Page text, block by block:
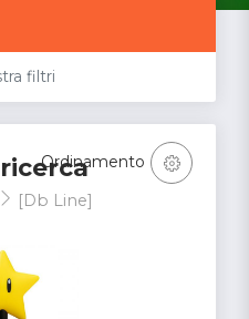
filtri
[Db Line]
Ordinamento